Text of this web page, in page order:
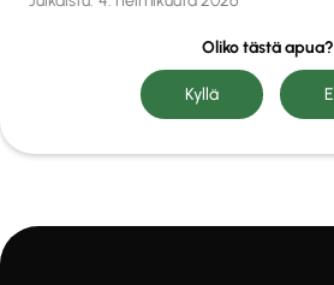
Oliko tästä apua?